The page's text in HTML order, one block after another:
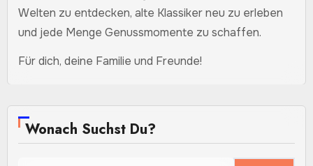
Welten zu entdecken, alte Klassiker neu zu erleben
und jede Menge Genussmomente zu schaffen.
Für dich, deine Familie und Freunde!
Wonach Suchst Du?